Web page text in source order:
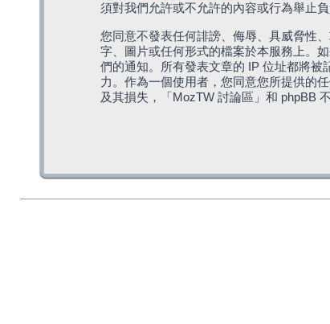
須對我們允許或不允許的內容或行為舉止
您同意不發表任何誹謗、侮辱、具威脅性
字、圖片或任何形式的檔案於本服務上。
們的通知。所有發表文章的 IP 位址都將
力。作為一個使用者，您同意您所提供的
及其損失，「MozTW 討論區」和 phpBB